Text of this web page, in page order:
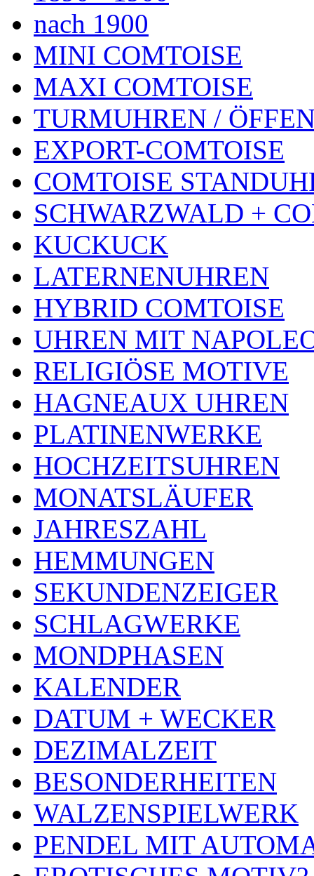
nach 1900
MINI COMTOISE
MAXI COMTOISE
TURMUHREN /
EXPORT-COMTOISE
COMTOISE
SCHWARZWALD +
KUCKUCK
LATERNENUHREN
HYBRID COMTOISE
UHREN MIT
RELIGIÖSE MOTIVE
HAGNEAUX UHREN
PLATINENWERKE
HOCHZEITSUHREN
MONATSLÄUFER
JAHRESZAHL
HEMMUNGEN
SEKUNDENZEIGER
SCHLAGWERKE
MONDPHASEN
KALENDER
DATUM + WECKER
DEZIMALZEIT
BESONDERHEITEN
WALZENSPIELWERK
PENDEL MIT